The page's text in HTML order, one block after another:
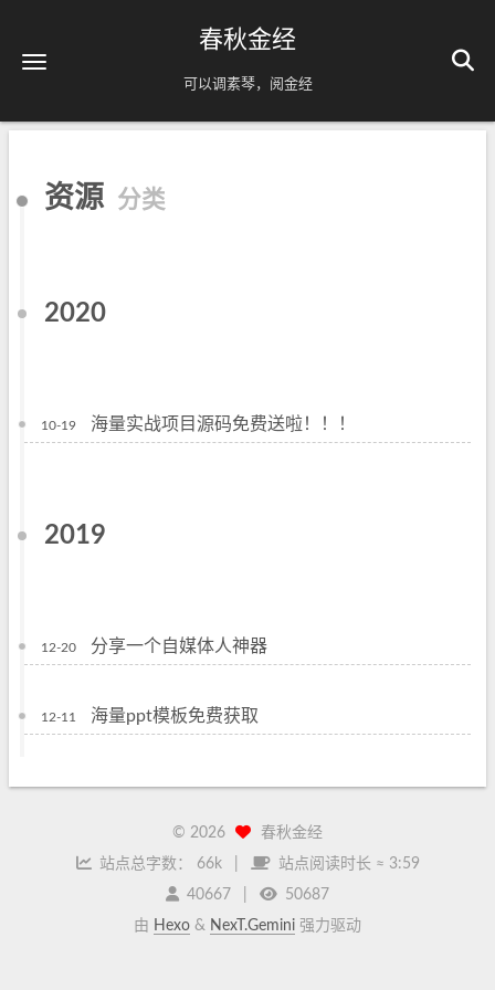
春秋金经
可以调素琴，阅金经
资源 分类
2020
10-19 海量实战项目源码免费送啦！！！
2019
12-20 分享一个自媒体人神器
12-11 海量ppt模板免费获取
© 2026
春秋金经
站点总字数：
66k 站点阅读时长 ≈ 3:59
40667
50687
由 Hexo & NexT.Gemini 强力驱动